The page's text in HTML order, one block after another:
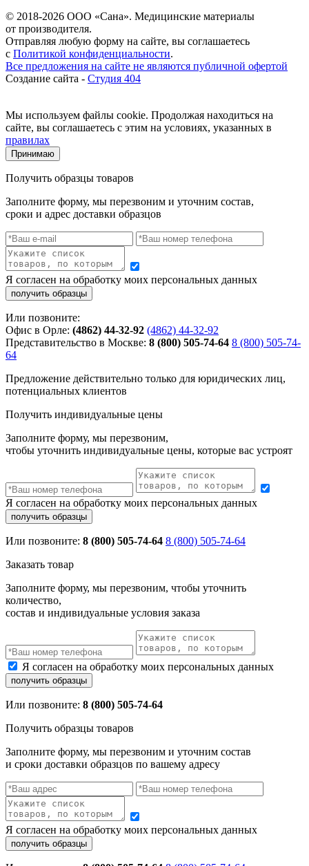
© 2018-2026 ООО «Сана». Медицинские материалы
от производителя.
Отправляя любую форму на сайте, вы соглашаетесь
с Политикой конфиденциальности.
Все предложения на сайте не являются публичной офертой
Создание сайта - Студия 404
Мы используем файлы cookie. Продолжая находиться на
сайте, вы соглашаетесь с этим на условиях, указанных в
правилах
Принимаю
Получить образцы товаров
Заполните форму, мы перезвоним и уточним состав,
сроки и адрес доставки образцов
Я согласен на обработку моих персональных данных
Или позвоните:
Офис в Орле: (4862) 44-32-92 (4862) 44-32-92
Представительство в Москве: 8 (800) 505-74-64 8 (800) 505-74-
64
Предложение действительно только для юридических лиц,
потенциальных клиентов
Получить индивидуальные цены
Заполните форму, мы перезвоним,
чтобы уточнить индивидуальные цены, которые вас устроят
Я согласен на обработку моих персональных данных
Или позвоните: 8 (800) 505-74-64 8 (800) 505-74-64
Заказать товар
Заполните форму, мы перезвоним, чтобы уточнить
количество,
состав и индивидуальные условия заказа
Я согласен на обработку моих персональных данных
Или позвоните: 8 (800) 505-74-64
Получить образцы товаров
Заполните форму, мы перезвоним и уточним состав
и сроки доставки образцов по вашему адресу
Я согласен на обработку моих персональных данных